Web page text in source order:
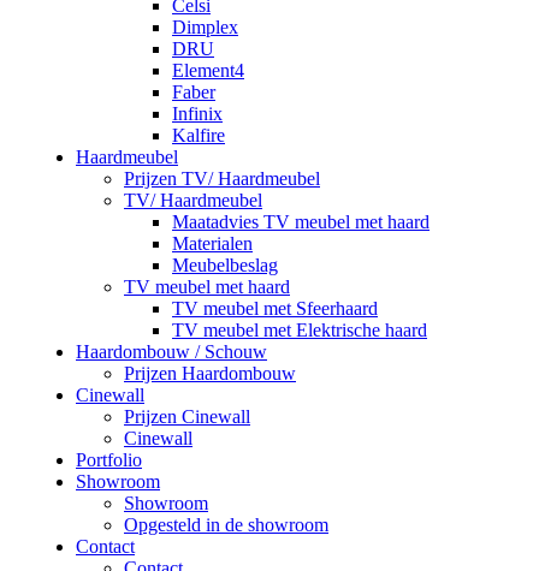
Celsi
Dimplex
DRU
Element4
Faber
Infinix
Kalfire
Haardmeubel
Prijzen TV/ Haardmeubel
TV/ Haardmeubel
Maatadvies TV meubel met haard
Materialen
Meubelbeslag
TV meubel met haard
TV meubel met Sfeerhaard
TV meubel met Elektrische haard
Haardombouw / Schouw
Prijzen Haardombouw
Cinewall
Prijzen Cinewall
Cinewall
Portfolio
Showroom
Showroom
Opgesteld in de showroom
Contact